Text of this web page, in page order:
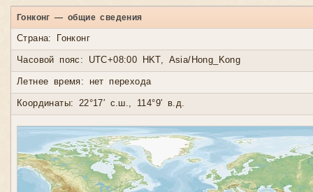
Гонконг — общие сведения
Страна: Гонконг
Часовой пояс: UTC+08:00 HKT, Asia/Hong_Kong
Летнее время: нет перехода
Координаты: 22°17′ с.ш., 114°9′ в.д.